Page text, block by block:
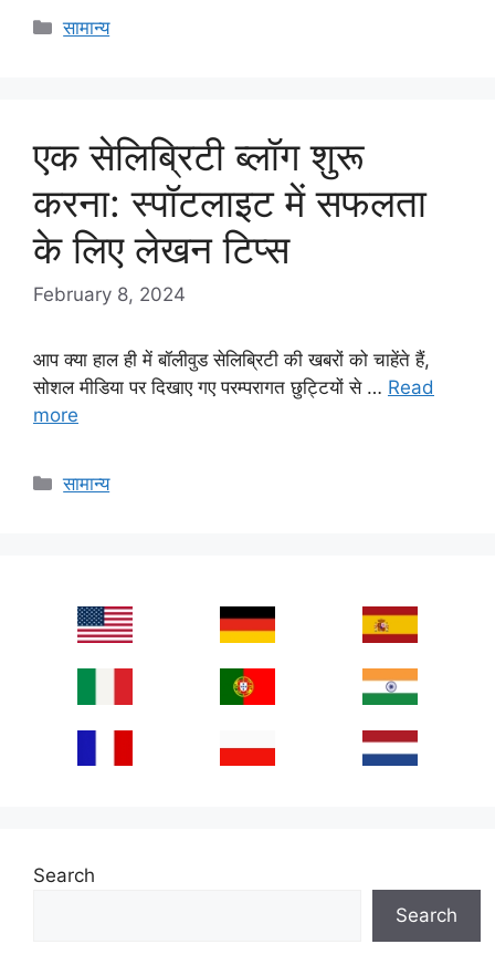
Categories
सामान्य
एक सेलिब्रिटी ब्लॉग शुरू
करना: स्पॉटलाइट में सफलता
के लिए लेखन टिप्स
February 8, 2024
आप क्या हाल ही में बॉलीवुड सेलिब्रिटी की खबरों को चाहेंते हैं,
सोशल मीडिया पर दिखाए गए परम्परागत छुट्टियों से … Read
more
Categories
सामान्य
Search
Search